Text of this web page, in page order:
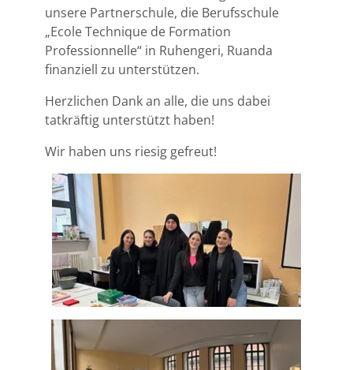
unsere Partnerschule, die Berufsschule
„Ecole Technique de Formation
Professionnelle“ in Ruhengeri, Ruanda
finanziell zu unterstützen.
Herzlichen Dank an alle, die uns dabei
tatkräftig unterstützt haben!
Wir haben uns riesig gefreut!